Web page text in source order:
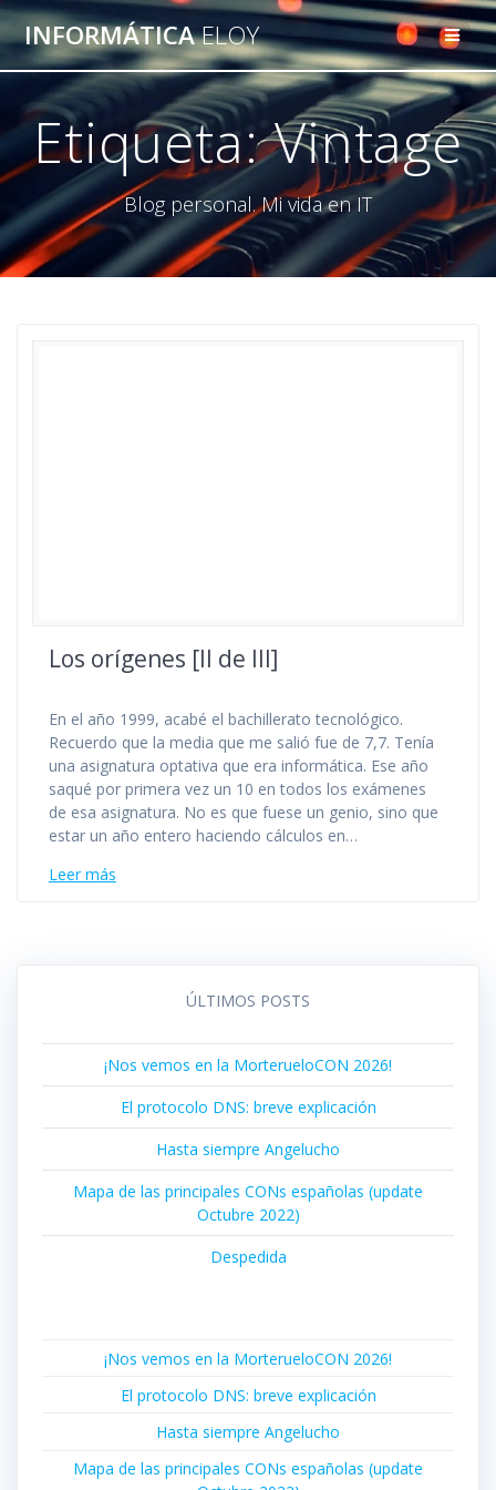
Saltar
al
contenido
INFORMÁTICAELOY
Etiqueta:Vintage
Blog personal. Mi vida en IT
Los orígenes [II de III]
En el año 1999, acabé el bachillerato tecnológico.
Recuerdo que la media que me salió fue de 7,7. Tenía
una asignatura optativa que era informática. Ese año
saqué por primera vez un 10 en todos los exámenes
de esa asignatura. No es que fuese un genio, sino que
estar un año entero haciendo cálculos en…
Leer más
ÚLTIMOS POSTS
¡Nos vemos en la MorterueloCON 2026!
El protocolo DNS: breve explicación
Hasta siempre Angelucho
Mapa de las principales CONs españolas (update
Octubre 2022)
Despedida
¡Nos vemos en la MorterueloCON 2026!
El protocolo DNS: breve explicación
Hasta siempre Angelucho
Mapa de las principales CONs españolas (update